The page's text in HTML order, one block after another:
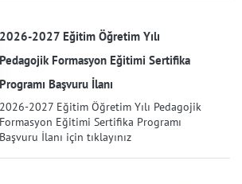
2026-2027 Eğitim Öğretim Yılı
Pedagojik Formasyon Eğitimi Sertifika
Programı Başvuru İlanı
2026-2027 Eğitim Öğretim Yılı Pedagojik
Formasyon Eğitimi Sertifika Programı
Başvuru İlanı için tıklayınız